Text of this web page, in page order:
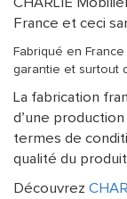
CHARLIE
France et ceci
Fabriqué en
garantie et surtout
La fabrication
d’une
termes de
qualité du
Découvrez